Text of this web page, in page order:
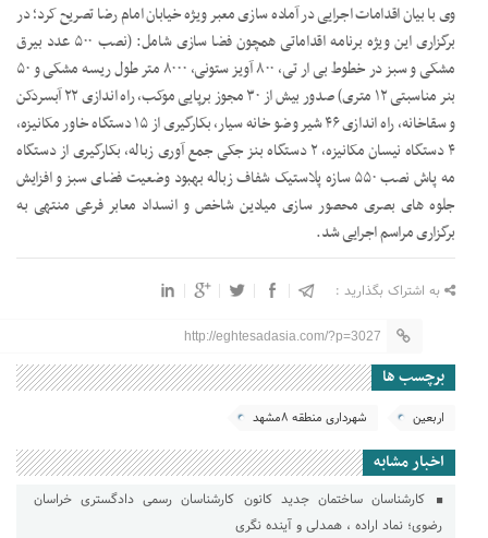
وی با بیان اقدامات اجرایی در آماده سازی معبر ویژه خیابان امام رضا تصریح کرد؛ در
برگزاری این ویژه برنامه اقداماتی همچون فضا سازی شامل: (نصب ۵۰۰ عدد بیرق
مشکی و سبز در خطوط بی ار تی، ۸۰۰ آویز ستونی، ۸۰۰۰ متر طول ریسه مشکی و ۵۰
بنر مناسبتی ۱۲ متری) صدور بیش از ۳۰ مجوز برپایی موکب، راه اندازی ۲۲ آبسردکن
و سقاخانه، راه اندازی ۴۶ شیر وضو خانه سیار، بکارگیری از ۱۵ دستگاه خاور مکانیزه،
۴ دستگاه نیسان مکانیزه، ۲ دستگاه بنز جکی جمع آوری زباله، بکارگیری از دستگاه
مه پاش نصب ۵۵۰ سازه پلاستیک شفاف زباله بهبود وضعیت فضای سبز و افزایش
جلوه های بصری محصور سازی میادین شاخص و انسداد معابر فرعی منتهی به
برگزاری مراسم اجرایی شد.
به اشتراک بگذارید :
http://eghtesadasia.com/?p=3027
برچسب ها
اربعین شهرداری منطقه ۸مشهد
اخبار مشابه
کارشناسان ساختمان جدید کانون کارشناسان رسمی دادگستری خراسان
رضوی؛ نماد اراده ، همدلی و آینده نگری